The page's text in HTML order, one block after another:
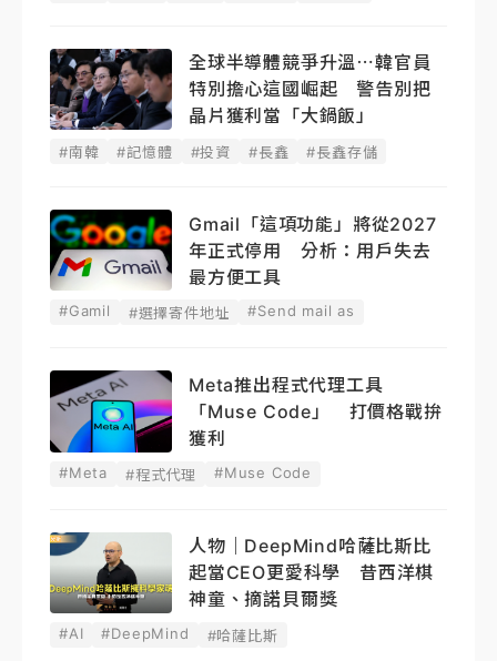
全球半導體競爭升溫⋯韓官員
特別擔心這國崛起 警告別把
晶片獲利當「大鍋飯」
#南韓 #記憶體 #投資 #長鑫 #長鑫存儲
Gmail「這項功能」將從2027
年正式停用 分析：用戶失去
最方便工具
#Gamil #選擇寄件地址 #Send mail as
Meta推出程式代理工具
「Muse Code」 打價格戰拚
獲利
#Meta #程式代理 #Muse Code
人物｜DeepMind哈薩比斯比
起當CEO更愛科學 昔西洋棋
神童、摘諾貝爾獎
#AI #DeepMind #哈薩比斯